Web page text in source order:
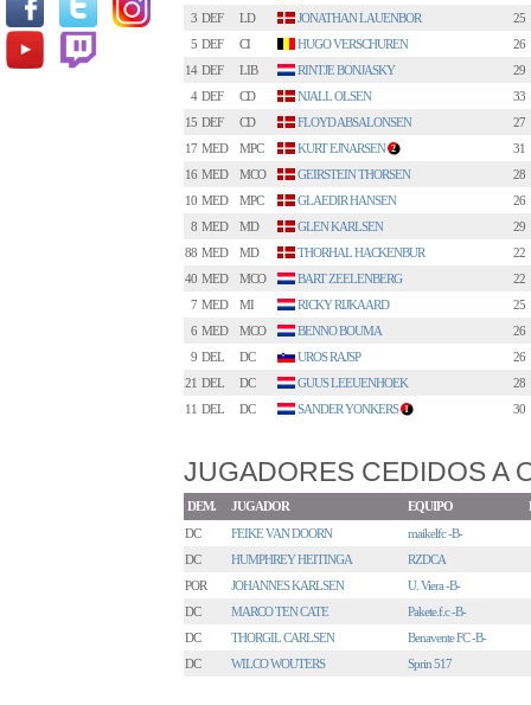
3 DEF LD JONATHAN LAUENBOR
25
5 DEF CI HUGO VERSCHUREN
26
14 DEF LIB RINTJE BONJASKY
29
4 DEF CD NJALL OLSEN
33
15 DEF CD FLOYD ABSALONSEN
27
17 MED MPC KURT EJNARSEN 2
31
16 MED MCO GEIRSTEIN THORSEN
28
10 MED MPC GLAEDIR HANSEN
26
8 MED MD GLEN KARLSEN
29
88 MED MD THORHAL HACKENBUR
22
40 MED MCO BART ZEELENBERG
22
7 MED MI RICKY RIJKAARD
25
6 MED MCO BENNO BOUMA
26
9 DEL DC UROS RAJSP
26
21 DEL DC GUUS LEEUENHOEK
28
11 DEL DC SANDER YONKERS 1 30
JUGADORES CEDIDOS A
DEM. JUGADOR EQUIPO
DC
FEIKE VAN DOORN
maikelfc -B-
DC
HUMPHREY HEITINGA
RZDCA
POR
JOHANNES KARLSEN
U. Viera -B-
DC
MARCO TEN CATE
Pakete.f.c -B-
DC
THORGIL CARLSEN
Benavente FC -B-
DC
WILCO WOUTERS Sprin 517